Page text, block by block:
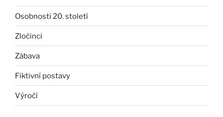
Osobnosti 20. století
Zločinci
Zábava
Fiktivní postavy
Výročí